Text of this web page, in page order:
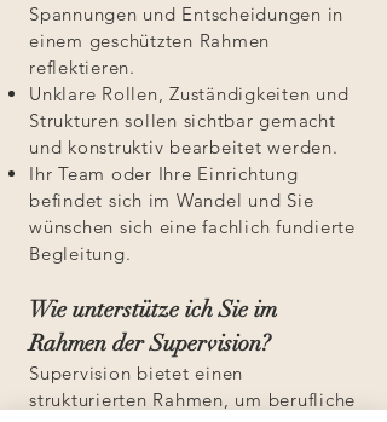
Spannungen und Entscheidungen in
einem geschützten Rahmen
reflektieren.
Unklare Rollen, Zuständigkeiten und
Strukturen sollen sichtbar gemacht
und konstruktiv bearbeitet werden.
Ihr Team oder Ihre Einrichtung
befindet sich im Wandel und Sie
wünschen sich eine fachlich fundierte
Begleitung.
Wie unterstütze ich Sie im
Rahmen der Supervision?
Supervision bietet einen
strukturierten Rahmen, um berufliche